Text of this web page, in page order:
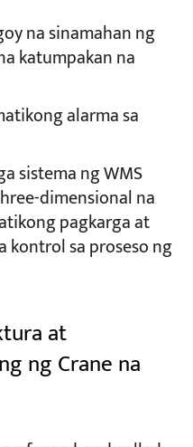
na sinamahan ng
katumpakan na
alarma sa
sistema ng WMS
dimensional na
pagkarga at
kontrol sa proseso ng
at
ng Crane na